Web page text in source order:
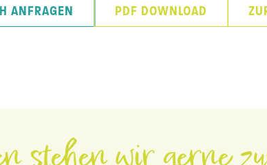
ANFRAGEN PDF DOWNLOAD